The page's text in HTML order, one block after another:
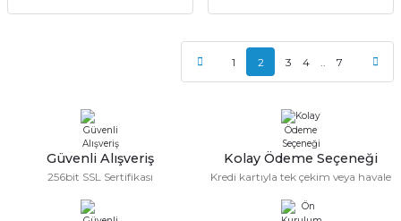
1 2 3 4 7
Güvenli Alışveriş
256bit SSL Sertifikası
Kolay Ödeme Seçeneği
Kredi kartıyla tek çekim veya havale